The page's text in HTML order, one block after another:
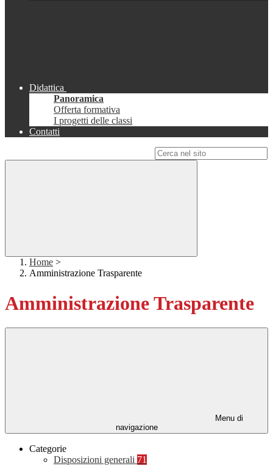
Didattica
Panoramica
Offerta formativa
I progetti delle classi
Contatti
Home >
Amministrazione Trasparente
Amministrazione Trasparente
Menu di
navigazione
Categorie
Disposizioni generali 71